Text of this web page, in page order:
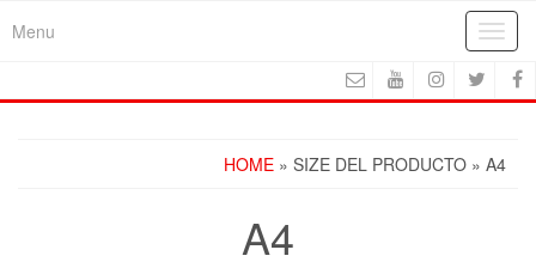
Menu
HOME » SIZE DEL PRODUCTO » A4
A4